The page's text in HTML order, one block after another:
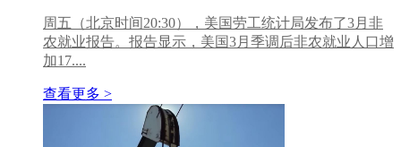
周五（北京时间20:30），美国劳工统计局发布了3月非
农就业报告。报告显示，美国3月季调后非农就业人口增
加17....
查看更多 >